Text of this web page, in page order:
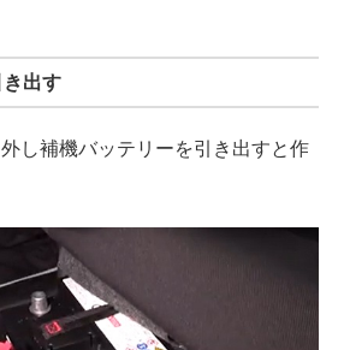
出す
し補機バッテリーを引き出すと作